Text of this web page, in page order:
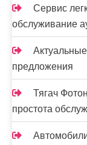
Сервис
обслуживание
предложения
Тягач
простота